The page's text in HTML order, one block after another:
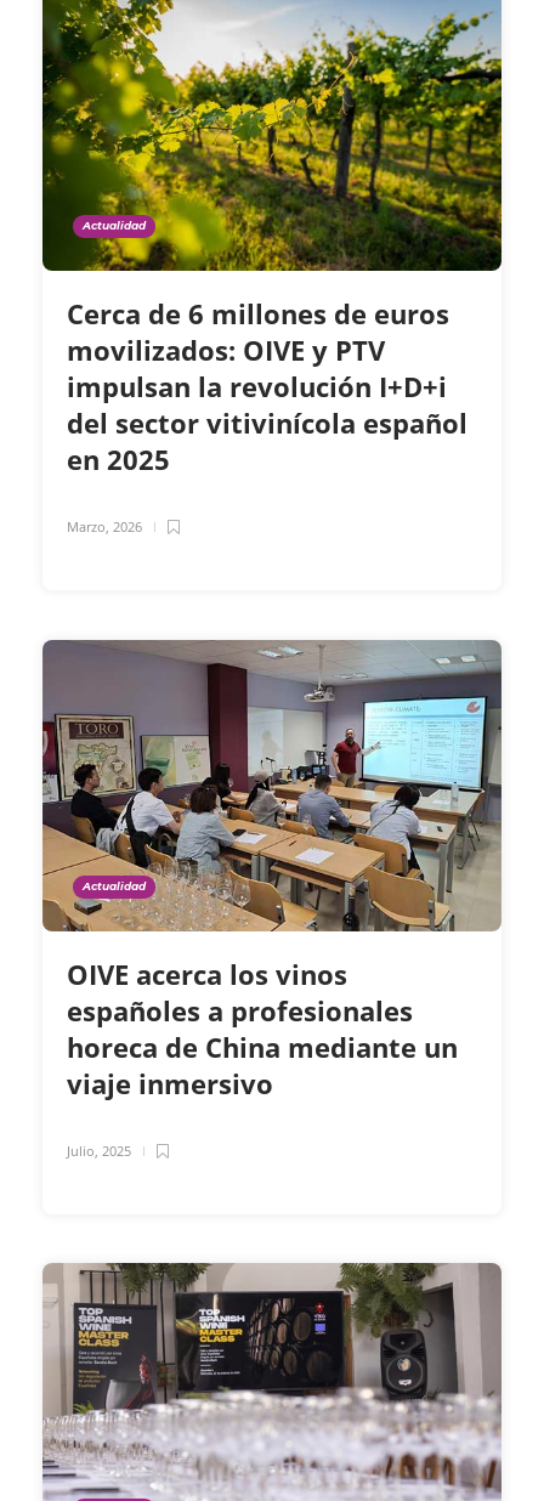
Actualidad
Cerca de 6 millones de euros
movilizados: OIVE y PTV
impulsan la revolución I+D+i
del sector vitivinícola español
en 2025
Marzo, 2026
Actualidad
OIVE acerca los vinos
españoles a profesionales
horeca de China mediante un
viaje inmersivo
Julio, 2025